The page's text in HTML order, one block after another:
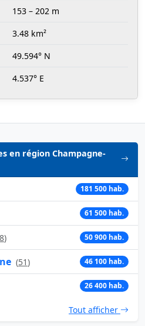
153 – 202 m
3.48 km²
49.594° N
4.537° E
en région Champagne-
181 500 hab.
61 500 hab.
8) 50 900 hab.
(51) 46 100 hab.
26 400 hab.
Tout afficher